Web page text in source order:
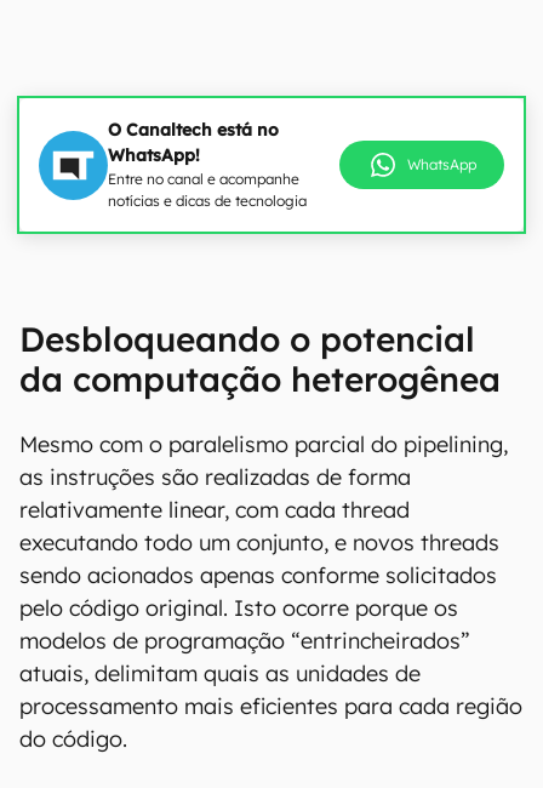
O Canaltech está no
WhatsApp!
Entre no canal e acompanhe
notícias e dicas de tecnologia
WhatsApp
Desbloqueando o potencial
da computação heterogênea
Mesmo com o paralelismo parcial do pipelining,
as instruções são realizadas de forma
relativamente linear, com cada thread
executando todo um conjunto, e novos threads
sendo acionados apenas conforme solicitados
pelo código original. Isto ocorre porque os
modelos de programação “entrincheirados”
atuais, delimitam quais as unidades de
processamento mais eficientes para cada região
do código.